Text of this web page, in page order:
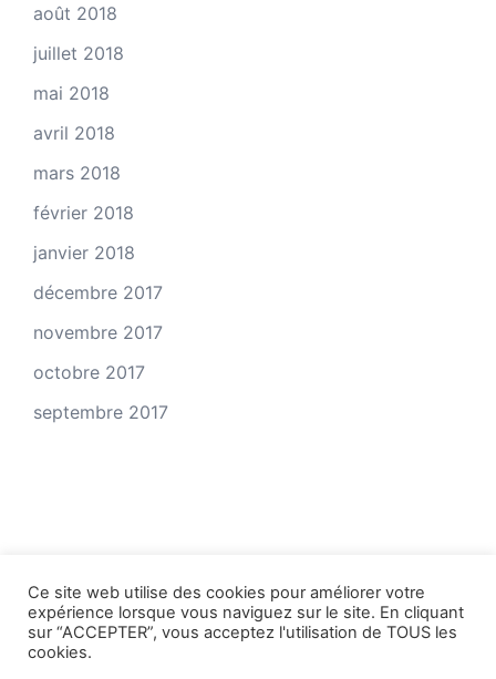
août 2018
juillet 2018
mai 2018
avril 2018
mars 2018
février 2018
janvier 2018
décembre 2017
novembre 2017
octobre 2017
septembre 2017
© 2026 Vivre d'écriture. Fièrement propulsé par
Ce site web utilise des cookies pour améliorer votre
expérience lorsque vous naviguez sur le site. En cliquant
sur “ACCEPTER”, vous acceptez l'utilisation de TOUS les
cookies.